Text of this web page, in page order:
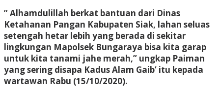
” Alhamdulillah berkat bantuan dari Dinas
Ketahanan Pangan Kabupaten Siak, lahan seluas
setengah hetar lebih yang berada di sekitar
lingkungan Mapolsek Bungaraya bisa kita garap
untuk kita tanami jahe merah,” ungkap Paiman
yang sering disapa Kadus Alam Gaib’ itu kepada
wartawan Rabu (15/10/2020).